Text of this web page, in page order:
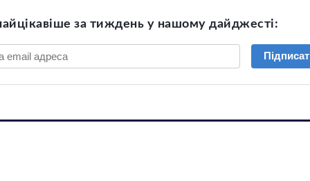
за тиждень у нашому дайджесті: